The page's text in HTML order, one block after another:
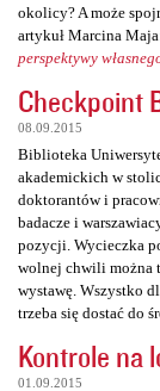
okolicy? A może
artykuł Marcina
perspektywy
Checkpoint
08.09.2015
Biblioteka
akademickich w
doktorantów i
badacze i
pozycji. Wycieczka
wolnej chwili można
wystawę. Wszystko
trzeba się dostać do
Kontrole na
01.09.2015